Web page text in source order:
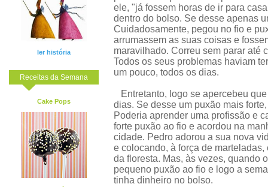
ler história
Receitas da Semana
Cake Pops
ele, "já fossem horas de ir para
dentro do bolso. Se desse apenas
Cuidadosamente, pegou no fio e
arrumassem as suas coisas e
maravilhado. Correu sem parar até
Todos os seus problemas haviam
um pouco, todos os dias.
Entretanto, logo se apercebeu
dias. Se desse um puxão mais
Poderia aprender uma profissão e
forte puxão ao fio e acordou na
cidade. Pedro adorou a sua nova
e colocando, à força de
da floresta. Mas, às vezes, quando
pequeno puxão ao fio e logo a
tinha dinheiro no bolso.